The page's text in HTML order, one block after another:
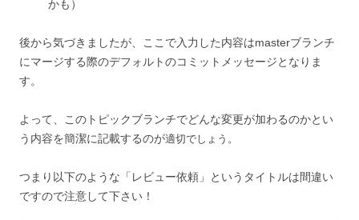
かも）
後から気づきましたが、ここで入力した内容はmasterブランチ
にマージする際のデフォルトのコミットメッセージとなりま
す。
よって、このトピックブランチでどんな変更が加わるのかとい
う内容を簡潔に記載するのが適切でしょう。
つまり以下のような「レビュー依頼」というタイトルは間違い
ですので注意して下さい！